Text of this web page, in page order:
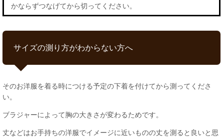
かならずつなげてから切ってください。
サイズの測り方がわからない方へ
そのお洋服を着る時につける予定の下着を付けてから測ってくださ
い。
ブラジャーによって胸の大きさが変わるためです。
丈などはお手持ちの洋服でイメージに近いものの丈を測ると良いと思